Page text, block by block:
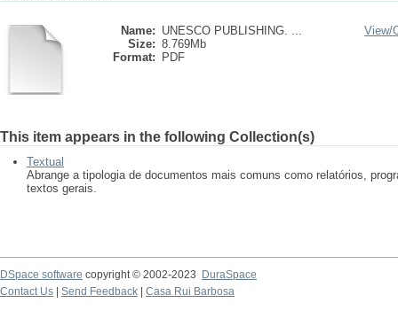
Name: UNESCO PUBLISHING. ...
Size: 8.769Mb
Format:
PDF
View/
This item appears in the following Collection(s)
Textual
Abrange a tipologia de documentos mais comuns como relatórios,
textos gerais.
DSpace software copyright © 2002-2023
DuraSpace
Contact Us
Send Feedback Casa Rui Barbosa